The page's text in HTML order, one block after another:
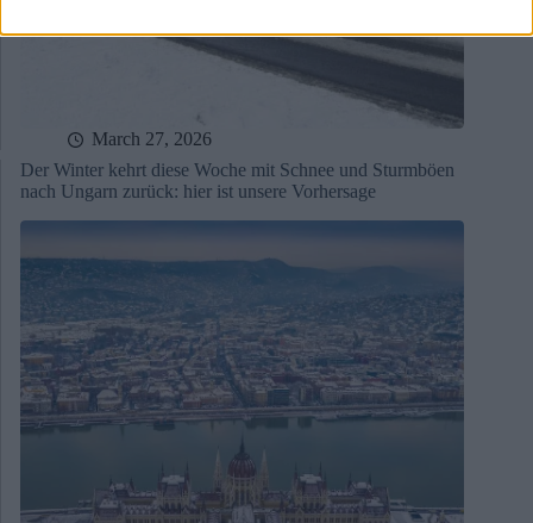
March 27, 2026
Der Winter kehrt diese Woche mit Schnee und Sturmböen
nach Ungarn zurück: hier ist unsere Vorhersage